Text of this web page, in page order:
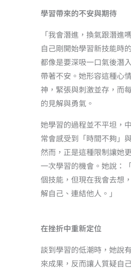
學習帶來的不安與期待
「我會潛進，換氣跟潛進
自己剛開始學習新技能時
都像是要深吸一口氣後潛
帶著不安。她形容這種心
神，緊張與刺激並存，而
的見解與勇氣。
她學習的過程並不平坦，
常會感受到「時間不夠」
然而，正是這種限制讓她
一次學習的機會。她說：
個技能，但現在我會去想
解自己、連結他人。」
在挫折中重新定位
談到學習的低潮時，她說
來成果，反而讓人質疑自